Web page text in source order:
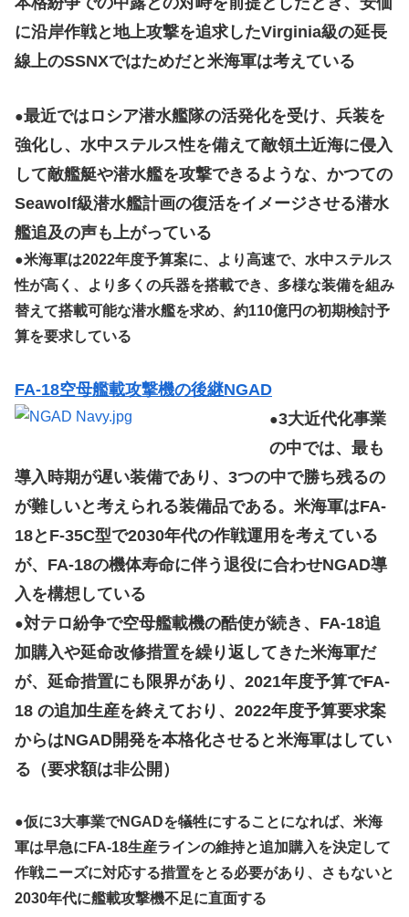
に沿岸作戦と地上攻撃を追求したVirginia級の延長
線上のSSNXではためだと米海軍は考えている
●最近ではロシア潜水艦隊の活発化を受け、兵装を
強化し、水中ステルス性を備えて敵領土近海に侵入
して敵艦艇や潜水艦を攻撃できるような、かつての
Seawolf級潜水艦計画の復活をイメージさせる潜水
艦追及の声も上がっている
●米海軍は2022年度予算案に、より高速で、水中ステルス
性が高く、より多くの兵器を搭載でき、多様な装備を組み
替えて搭載可能な潜水艦を求め、約110億円の初期検討予
算を要求している
FA-18空母艦載攻撃機の後継NGAD
●3大近代化事業
の中では、最も
導入時期が遅い装備であり、3つの中で勝ち残るの
が難しいと考えられる装備品である。米海軍はFA-
18とF-35C型で2030年代の作戦運用を考えている
が、FA-18の機体寿命に伴う退役に合わせNGAD導
入を構想している
●対テロ紛争で空母艦載機の酷使が続き、FA-18追
加購入や延命改修措置を繰り返してきた米海軍だ
が、延命措置にも限界があり、2021年度予算でFA-
18 の追加生産を終えており、2022年度予算要求案
からはNGAD開発を本格化させると米海軍はしてい
る（要求額は非公開）
●仮に3大事業でNGADを犠牲にすることになれば、米海
軍は早急にFA-18生産ラインの維持と追加購入を決定して
作戦ニーズに対応する措置をとる必要があり、さもないと
2030年代に艦載攻撃機不足に直面する